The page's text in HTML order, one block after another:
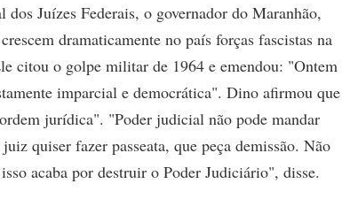
Juízes Federais, o governador do Maranhão,
dramaticamente no país forças fascistas na
citou o golpe militar de 1964 e emendou: "Ontem
imparcial e democrática". Dino afirmou que
jurídica". "Poder judicial não pode mandar
quiser fazer passeata, que peça demissão. Não
acaba por destruir o Poder Judiciário", disse.